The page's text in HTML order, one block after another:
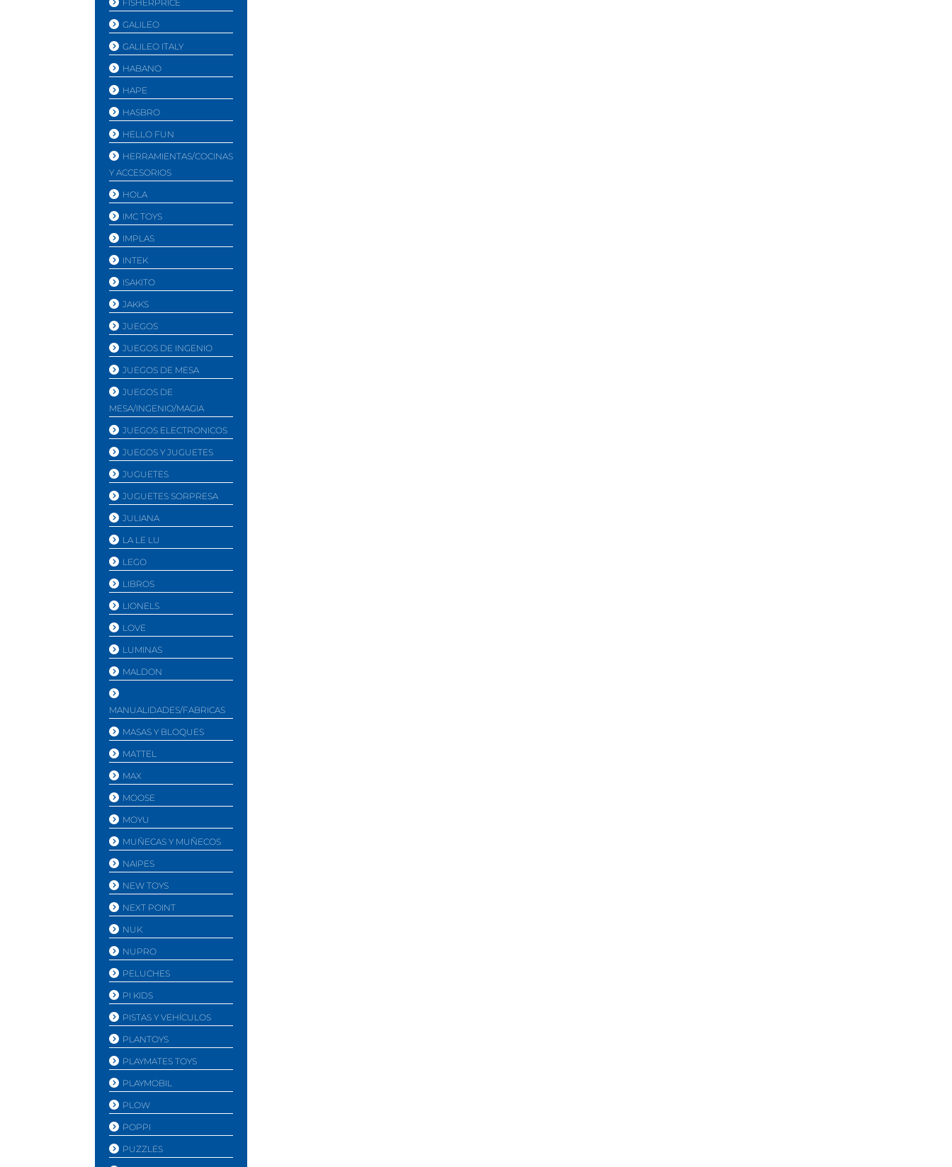
FISHERPRICE
GALILEO
GALILEO ITALY
HABANO
HAPE
HASBRO
HELLO FUN
HERRAMIENTAS/COCINAS
Y ACCESORIOS
HOLA
IMC TOYS
IMPLAS
INTEK
ISAKITO
JAKKS
JUEGOS
JUEGOS DE INGENIO
JUEGOS DE MESA
JUEGOS DE
MESA/INGENIO/MAGIA
JUEGOS ELECTRONICOS
JUEGOS Y JUGUETES
JUGUETES
JUGUETES SORPRESA
JULIANA
LA LE LU
LEGO
LIBROS
LIONELS
LOVE
LUMINAS
MALDON
MANUALIDADES/FABRICAS
MASAS Y BLOQUES
MATTEL
MAX
MOOSE
MOYU
MUÑECAS Y MUÑECOS
NAIPES
NEW TOYS
NEXT POINT
NUK
NUPRO
PELUCHES
PI KIDS
PISTAS Y VEHÍ­CULOS
PLANTOYS
PLAYMATES TOYS
PLAYMOBIL
PLOW
POPPI
PUZZLES